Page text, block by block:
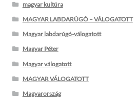
magyar kultúra
MAGYAR LABDARÚGÓ – VÁLOGATOTT
Magyar labdarúgó-válogatott
Magyar Péter
Magyar válogatott
MAGYAR VÁLOGATOTT
Magyarország